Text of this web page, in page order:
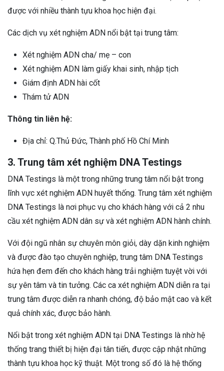
được với nhiều thành tựu khoa học hiện đại.
Các dịch vụ xét nghiệm ADN nổi bật tại trung tâm:
Xét nghiệm ADN cha/ mẹ – con
Xét nghiệm ADN làm giấy khai sinh, nhập tịch
Giám định ADN hài cốt
Thám tử ADN
Thông tin liên hệ:
Địa chỉ: Q.Thủ Đức, Thành phố Hồ Chí Minh
3. Trung tâm xét nghiệm DNA Testings
DNA Testings là một trong những trung tâm nổi bật trong
lĩnh vực xét nghiệm ADN huyết thống. Trung tâm xét nghiệm
DNA Testings là nơi phục vụ cho khách hàng với cả 2 nhu
cầu xét nghiệm ADN dân sự và xét nghiệm ADN hành chính.
Với đội ngũ nhân sự chuyên môn giỏi, dày dặn kinh nghiệm
và được đào tạo chuyên nghiệp, trung tâm DNA Testings
hứa hẹn đem đến cho khách hàng trải nghiệm tuyệt vời với
sự yên tâm và tin tưởng. Các ca xét nghiệm ADN diễn ra tại
trung tâm được diễn ra nhanh chóng, độ bảo mật cao và kết
quả chính xác, được bảo hành.
Nổi bật trong xét nghiệm ADN tại DNA Testings là nhờ hệ
thống trang thiết bị hiện đại tân tiến, được cập nhật những
thành tựu khoa học kỹ thuật. Một trong số đó là hệ thống